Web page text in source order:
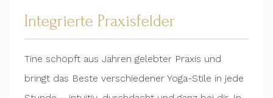
Integrierte Praxisfelder
Tine schöpft aus Jahren gelebter Praxis und
bringt das Beste verschiedener Yoga-Stile in jede